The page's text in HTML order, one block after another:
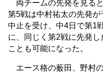
両チームの先発を見る
第5戦は中村祐太の先発
中止を受け、中4日で第1
に、同じく第2戦に先発
ことも可能になった。
エース格の薮田、野村